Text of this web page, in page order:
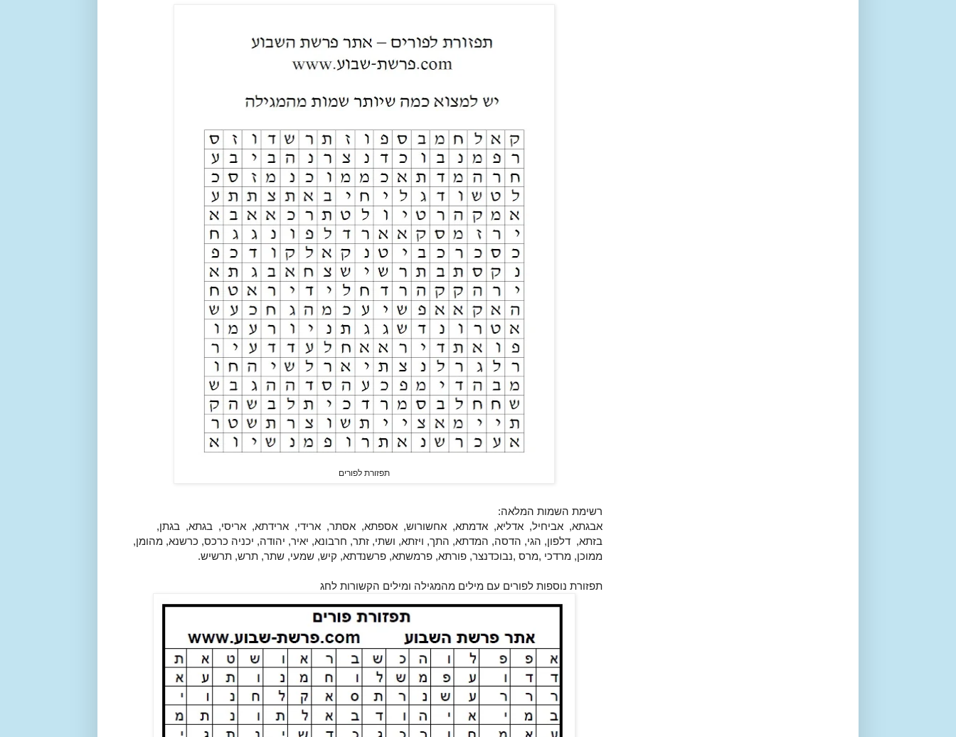
תפזורת לפורים
רשימת השמות המלאה:
אבגתא, אביחיל, אדליא, אדמתא, אחשורוש, אספתא, אסתר, ארידי, ארידתא, אריסי, בגתא, בגתן,
בזתא, דלפון, הגי, הדסה, המדתא, התך, ויזתא, ושתי, זתר, חרבונא, יאיר, יהודה, יכניה כרכס, כרשנא, מהומן,
ממוכן, מרדכי ,מרס ,נבוכדנצר, פורתא, פרמשתא, פרשנדתא, קיש, שמעי, שתר, תרש, תרשיש.
תפזורת נוספות לפורים עם מילים מהמגילה ומילים הקשורות לחג